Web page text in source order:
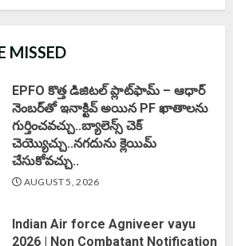
MISSED
EPFO కొత్త డిజిటల్ ప్లాట్‌ఫామ్‌ – ఆధార్
నెంబర్‌తో ఇనాక్టివ్ అయిన PF ఖాతాలను
గుర్తించవచ్చు..బ్యాలెన్స్ చెక్
చెయ్యొచ్చు..నగదును క్లెయిమ్
చేసుకోవచ్చు..
AUGUST 5, 2026
Indian Air force Agniveer vayu
2026 | Non Combatant Notification